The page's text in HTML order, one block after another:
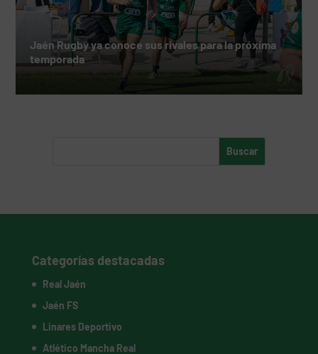
Jaén Rugby ya conoce sus rivales para la próxima
temporada
Categorías destacadas
Real Jaén
Jaén FS
Linares Deportivo
Atlético Mancha Real